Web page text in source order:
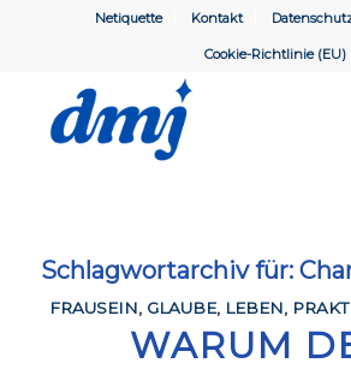
Netiquette Kontakt
Cookie-Richtlinie (EU)
Schlagwortarchiv für:
FRAUSEIN, GLAUBE, LEBEN,
WARUM